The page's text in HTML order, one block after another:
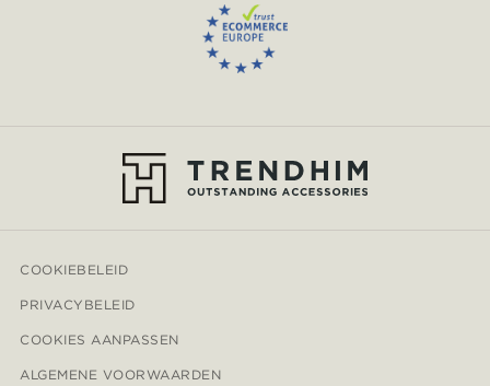
COOKIEBELEID
PRIVACYBELEID
COOKIES AANPASSEN
ALGEMENE VOORWAARDEN